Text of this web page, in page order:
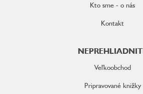
Kto sme - o nás
Kontakt
Veľkoobchod
Pripravované knižky